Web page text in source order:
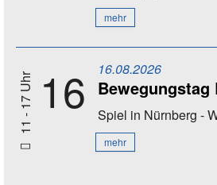
mehr
11 - 17 Uhr 16 16.08.2026
Bewegungstag
Spiel in Nürnberg -
mehr